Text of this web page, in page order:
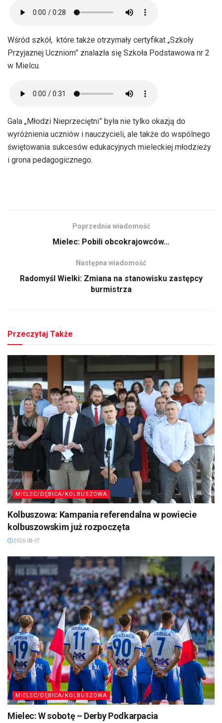
Wśród szkół, które także otrzymały certyfikat „Szkoły
Przyjaznej Uczniom” znalazła się Szkoła Podstawowa nr 2
w Mielcu.
Gala „Młodzi Nieprzeciętni” była nie tylko okazją do
wyróżnienia uczniów i nauczycieli, ale także do wspólnego
świętowania sukcesów edukacyjnych mieleckiej młodzieży
i grona pedagogicznego.
Poprzednia wiadomość
Mielec: Pobili obcokrajowców…
Następna wiadomość
Radomyśl Wielki: Zmiana na stanowisku zastępcy
burmistrza
Przeczytaj Także
MIELEC/DĘBICA/KOLBUSZOWA
Kolbuszowa: Kampania referendalna w powiecie
kolbuszowskim już rozpoczęta
2026-08-07
MIELEC/DĘBICA/KOLBUSZOWA
Mielec: W sobotę – Derby Podkarpacia